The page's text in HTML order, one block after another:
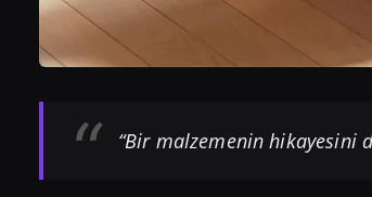
“Bir malzemenin hikayesini